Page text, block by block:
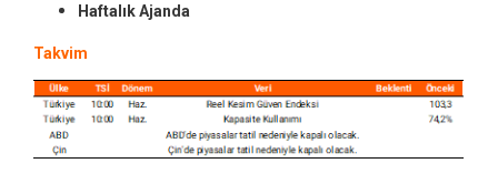
Haftalık Ajanda
Takvim